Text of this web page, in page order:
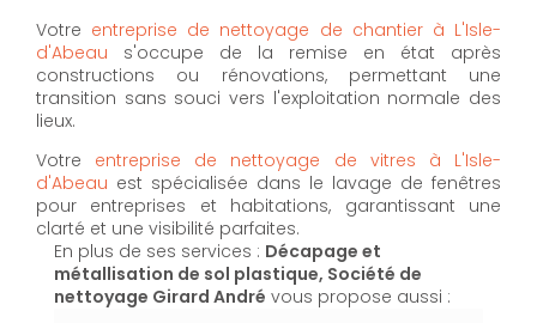
Votre entreprise de nettoyage de chantier à L'Isle-
d'Abeau s'occupe de la remise en état après
constructions ou rénovations, permettant une
transition sans souci vers l'exploitation normale des
lieux.
Votre entreprise de nettoyage de vitres à L'Isle-
d'Abeau est spécialisée dans le lavage de fenêtres
pour entreprises et habitations, garantissant une
clarté et une visibilité parfaites.
En plus de ses services : Décapage et
métallisation de sol plastique, Société de
nettoyage Girard André vous propose aussi :